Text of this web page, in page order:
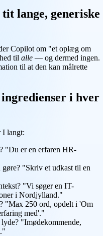
lange, generiske
Copilot om "et oplæg om
til alle — og dermed ingen.
til at den kan målrette
i hver
langt:
"Du er en erfaren HR-
gøre? "Skriv et udkast til en
"Vi søger en IT-
i Nordjylland."
"Max 250 ord, opdelt i 'Om
med'."
"Imødekommende,